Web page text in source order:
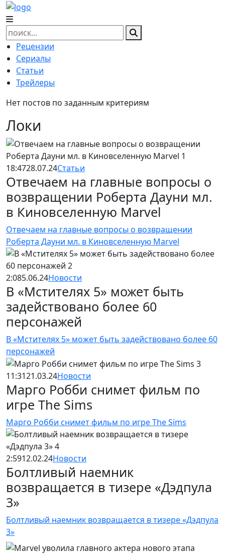
Skip
to
content
Найти:
Рецензии
Сериалы
Статьи
Трейлеры
Нет постов по заданным критериям
Локи
18:4728.07.24Статьи
Отвечаем на главные вопросы о
возвращении Роберта Дауни мл.
в Киновселенную Marvel
Отвечаем на главные вопросы о возвращении
Роберта Дауни мл. в Киновселенную Marvel
2:085.06.24Новости
В «Мстителях 5» может быть
задействовано более 60
персонажей
В «Мстителях 5» может быть задействовано более 60
персонажей
11:3121.03.24Новости
Марго Робби снимет фильм по
игре The Sims
Марго Робби снимет фильм по игре The Sims
2:5912.02.24Новости
Болтливый наемник
возвращается в тизере «Дэдпула
3»
Болтливый наемник возвращается в тизере «Дэдпула
3»